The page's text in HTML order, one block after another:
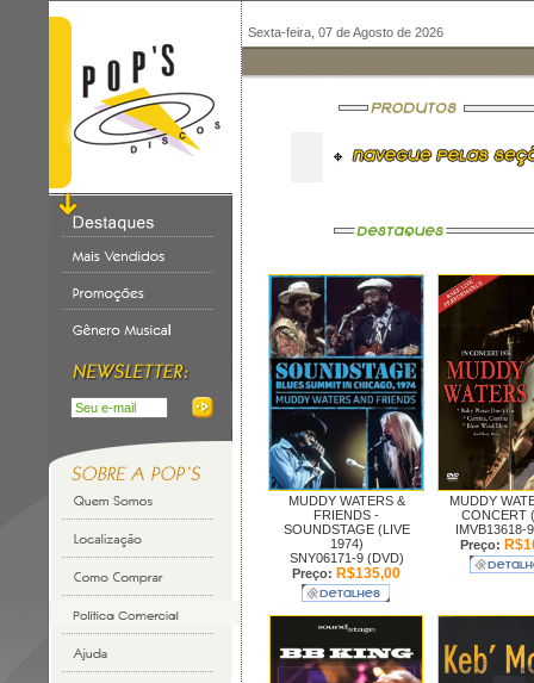
Sexta-feira, 07 de Agosto de 2026
MUDDY WATERS &
FRIENDS -
SOUNDSTAGE (LIVE
1974)
SNY06171-9 (DVD)
Preço: R$135,00
MUDDY
CONCERT
IMVB13618-
Preço: